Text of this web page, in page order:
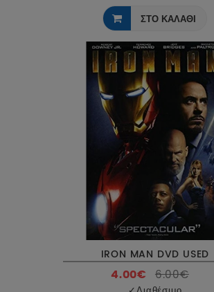
ΣΤΟ ΚΑΛΑΘΙ
IRON MAN DVD USED
4.00€ 6.00€